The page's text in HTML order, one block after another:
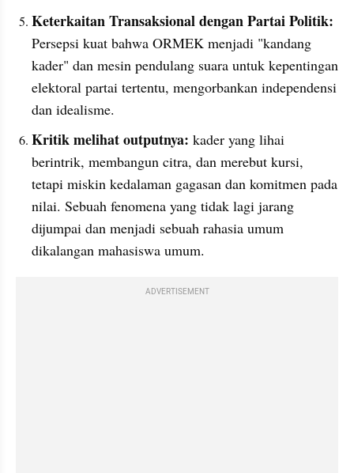
Persepsi kuat bahwa ORMEK menjadi "kandang
kader" dan mesin pendulang suara untuk kepentingan
elektoral partai tertentu, mengorbankan independensi
dan idealisme.
Kritik melihat outputnya: kader yang lihai
berintrik, membangun citra, dan merebut kursi,
tetapi miskin kedalaman gagasan dan komitmen pada
nilai. Sebuah fenomena yang tidak lagi jarang
dijumpai dan menjadi sebuah rahasia umum
dikalangan mahasiswa umum.
ADVERTISEMENT